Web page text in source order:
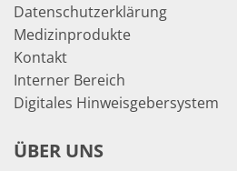
Datenschutzerklärung
Medizinprodukte
Kontakt
Interner Bereich
Digitales Hinweisgebersystem
ÜBER UNS